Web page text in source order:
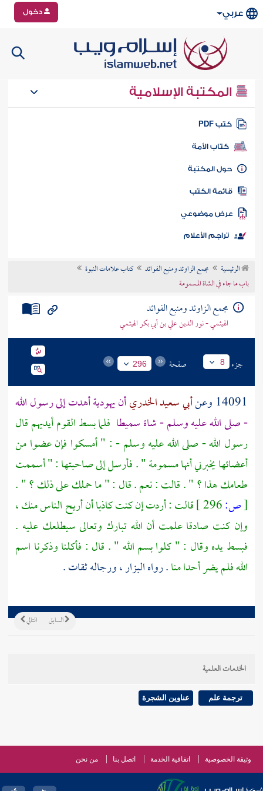
عربي دخول
المكتبة الإسلامية
كتب PDF
كتاب الأمة
المكتبة
الكتب
موضوعي
تراجم الأعلام
الرئيسية مجمع الزاوئد ومنبع الفوائد
كتاب علامات النبوة
باب ما جاء في الشاة المسمومة
مجمع الزاوئد ومنبع الفوائد
الهيثمي - نور الدين علي بن أبي بكر الهيثمي
جزء 8 صفحة 296
14091 وعن أبي سعيد الخدريأن يهودية أهدت إلى رسول الله
- صلى الله عليه وسلم - شاة سميطا فلما بسط القوم أيديهم قال
رسول الله - صلى الله عليه وسلم - : " أمسكوا فإن عضوا من
أعضائها يخبرني أنها مسمومة " . فأرسل إلى صاحبتها : " أسممت
طعامك هذا ؟ " . قالت : نعم . قال : " ما حملك على ذلك ؟ " .
[ص:
قالت : أردت إن كنت كاذبا أن أريح الناس منك ،
وإن كنت صادقا علمت أن الله تبارك وتعالى سيطلعك عليه .
فبسط يده وقال : " كلوا بسم الله " . قال : فأكلنا وذكرنا اسم
الله فلم يضر أحدا منا. رواهالبزار، ورجاله ثقات .
التالي السابق
الخدمات العلمية
ترجمة علم عناوين الشجرة
وثيقة الخصوصية اتفاقية الخدمة اتصل بنا من نحن